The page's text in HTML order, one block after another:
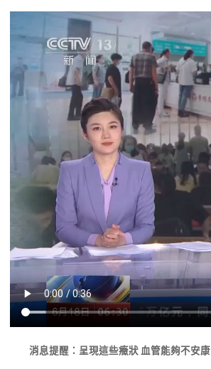
消息提醒：呈現這些癥狀 血管能夠不安康